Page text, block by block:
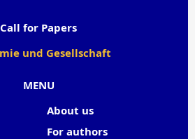
MENU
About us
For authors
Call for Papers
und Gesellschaft